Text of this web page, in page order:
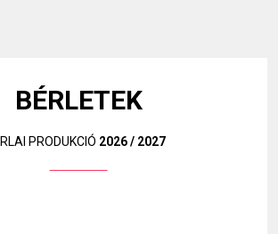
BÉRLETEK
PRODUKCIÓ 2026 / 2027